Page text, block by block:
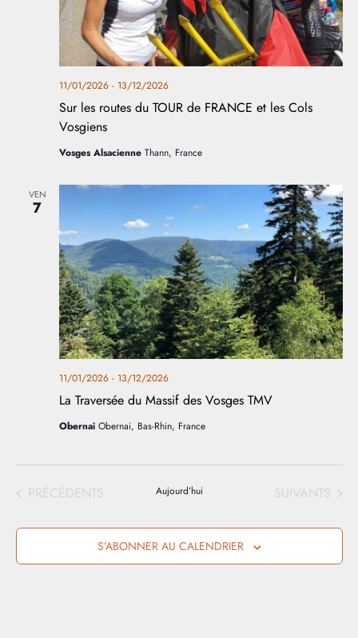
Sur les routes du TOUR de FRANCE et les Cols
Vosgiens
11/01/2026- 13/12/2026
Vosges Alsacienne Thann, France
VEN
7
La Traversée du Massif des Vosges TMV
11/01/2026- 13/12/2026
Obernai Obernai, Bas-Rhin, France
ÉVÈNEMENTS
PRÉCÉDENTS Aujourd’hui ÉVÈNEMENTS
SUIVANTS
S’ABONNER AU CALENDRIER